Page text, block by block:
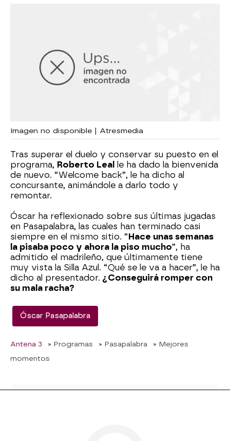
Imagen no disponible | Atresmedia
Tras superar el duelo y conservar su puesto en el
programa, Roberto Leal
le ha dado la bienvenida
de nuevo. “Welcome back”, le ha dicho al
concursante, animándole a darlo todo y
remontar.
Óscar ha reflexionado sobre sus últimas jugadas
en Pasapalabra, las cuales han terminado casi
siempre en el mismo sitio. “Hace unas semanas
la pisaba poco y ahora la piso mucho”, ha
admitido el madrileño, que últimamente tiene
muy vista la Silla Azul. “Qué se le va a hacer”, le ha
dicho al presentador. ¿Conseguirá romper con
su mala racha?
Óscar Pasapalabra
Antena 3 » Programas » Pasapalabra
» Mejores
momentos